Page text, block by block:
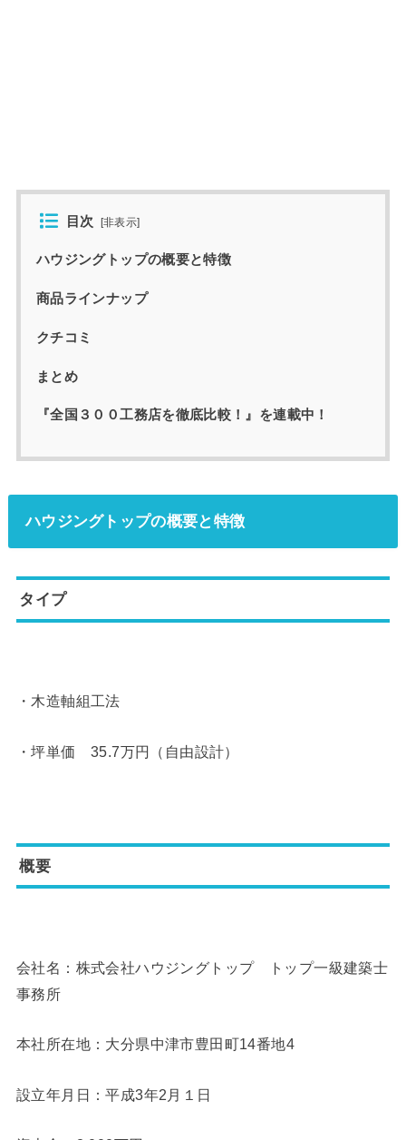
目次 [非表示]
ハウジングトップの概要と特徴
商品ラインナップ
クチコミ
まとめ
『全国３００工務店を徹底比較！』を連載中！
ハウジングトップの概要と特徴
タイプ
・木造軸組工法
・坪単価 35.7万円（自由設計）
概要
会社名：株式会社ハウジングトップ トップ一級建築士
事務所
本社所在地：大分県中津市豊田町14番地4
設立年月日：平成3年2月１日